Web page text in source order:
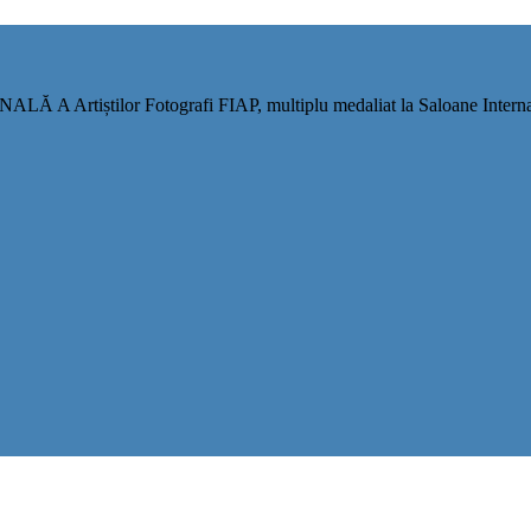
A Artiștilor Fotografi FIAP, multiplu medaliat la Saloane